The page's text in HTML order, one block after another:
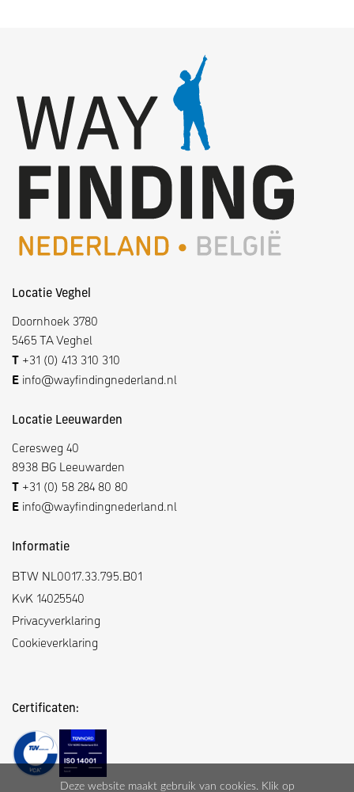
Deze website maakt gebruik van cookies. Klik op
Locatie Veghel
Doornhoek 3780
5465 TA Veghel
T +31 (0) 413 310 310
E info@wayfindingnederland.nl
Locatie Leeuwarden
Ceresweg 40
8938 BG Leeuwarden
T +31 (0) 58 284 80 80
E info@wayfindingnederland.nl
Informatie
BTW NL0017.33.795.B01
KvK 14025540
Privacyverklaring
Cookieverklaring
Certificaten: